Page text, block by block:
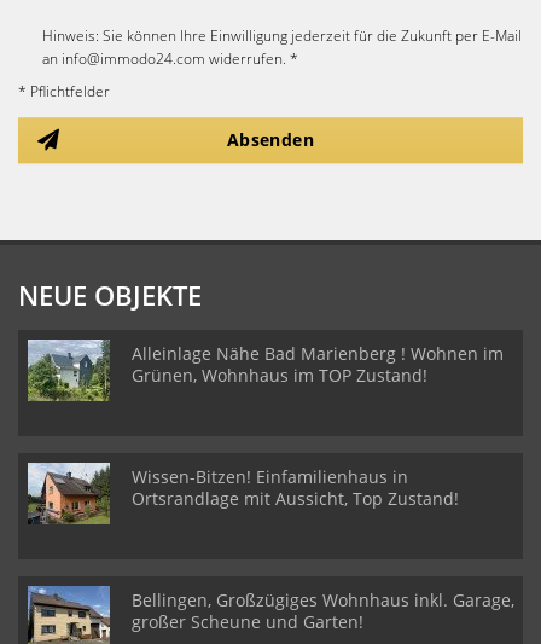
Hinweis: Sie können Ihre Einwilligung jederzeit für die Zukunft per E-Mail
an info@immodo24.com widerrufen. *
* Pflichtfelder
Absenden
NEUE OBJEKTE
Alleinlage Nähe Bad Marienberg ! Wohnen im
Grünen, Wohnhaus im TOP Zustand!
Wissen-Bitzen! Einfamilienhaus in
Ortsrandlage mit Aussicht, Top Zustand!
Bellingen, Großzügiges Wohnhaus inkl. Garage,
großer Scheune und Garten!